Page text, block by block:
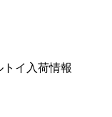
トイ入荷情報